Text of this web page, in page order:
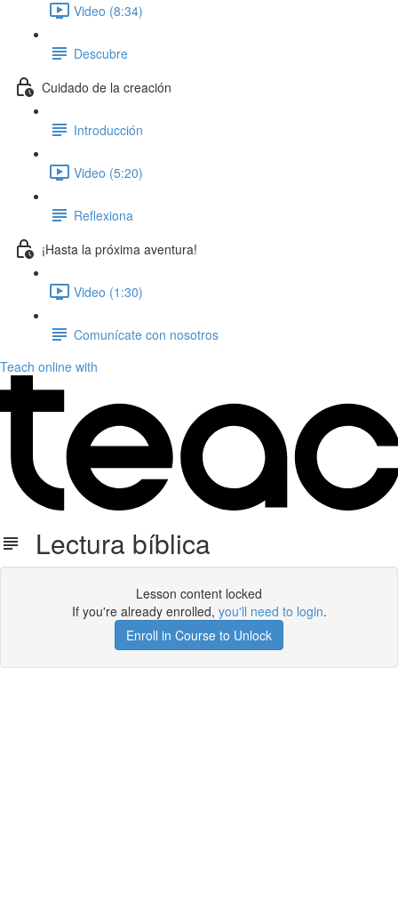
Video (8:34)
Descubre
Cuidado de la creación
Introducción
Video (5:20)
Reflexiona
¡Hasta la próxima aventura!
Video (1:30)
Comunícate con nosotros
Teach online with
Lectura bíblica
Lesson content locked
If you're already enrolled, you'll need to login.
Enroll in Course to Unlock